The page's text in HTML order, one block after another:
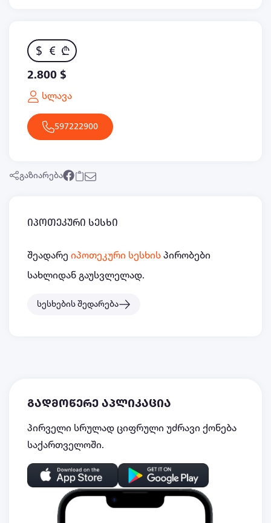
$ € ₾
2.800 $
სლავა
597222900
გაზიარება
იპოთეკური სესხი
შეადარე იპოთეკური სესხის პირობები
სახლიდან გაუსვლელად.
სესხების შედარება
გადმოწერე აპლიკაცია
პირველი სრულად ციფრული უძრავი ქონება
საქართველოში.